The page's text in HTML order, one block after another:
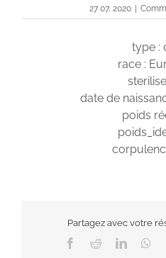
27 07, 2020
type :
race :
date de
poids
Partagez avec votre
Facebook
RedditLinkedIn